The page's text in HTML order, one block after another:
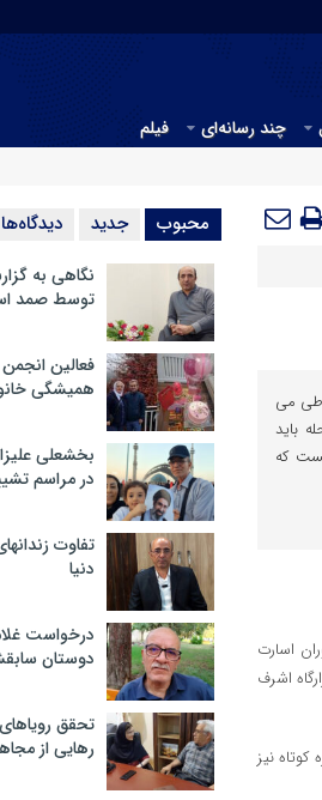
چند رسانه‌ای فیلم
طی می
باید
که
اسارت
اشرف
نیز
محبوب جدید دیدگاه‌ها
نگاهی به
توسط صمد
فعالین
همیشگی
بخشعلی
در مراسم
تفاوت
دنیا
درخواست
دوستان
تحقق
رهایی از